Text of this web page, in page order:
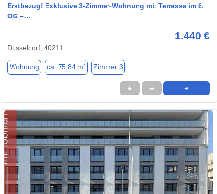
Erstbezug! Exklusive 3-Zimmer-Wohnung mit Terrasse im 6.
OG –…
1.440 €
Düsseldorf, 40211
Wohnung ca. 75,84 m² Zimmer 3
★ ➦ ➜